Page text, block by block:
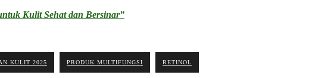
Kulit Sehat dan Bersinar”
KULIT 2025 PRODUK MULTIFUNGSI RETINOL